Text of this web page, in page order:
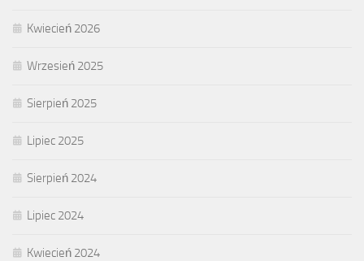
Kwiecień 2026
Wrzesień 2025
Sierpień 2025
Lipiec 2025
Sierpień 2024
Lipiec 2024
Kwiecień 2024